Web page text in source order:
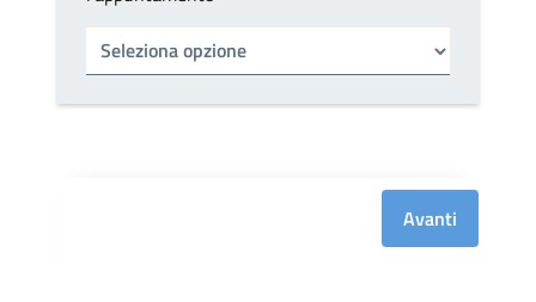
Tipo di ufficio
Avanti